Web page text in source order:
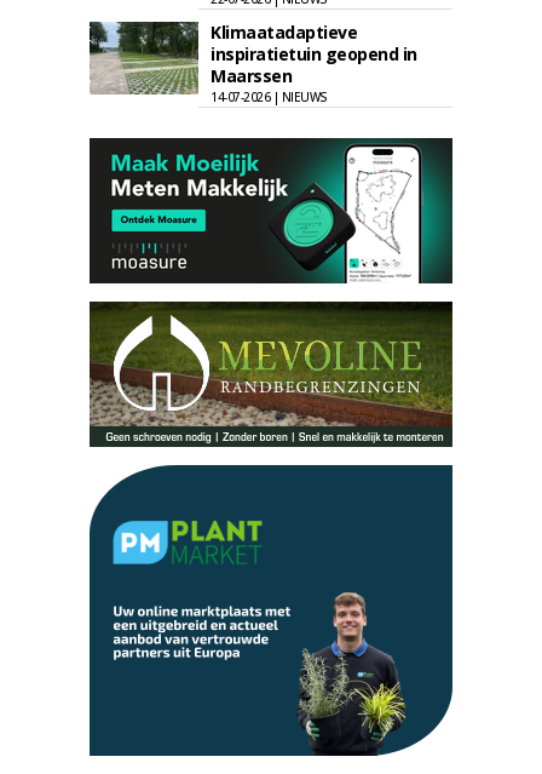
Klimaatadaptieve
inspiratietuin geopend in
Maarssen
14-07-2026 | NIEUWS